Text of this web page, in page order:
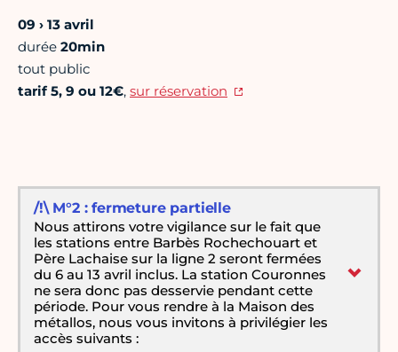
09 › 13 avril
durée 20min
tout public
tarif 5, 9 ou 12€, sur réservation
/!\ M°2 : fermeture partielle
Nous attirons votre vigilance sur le fait que
les stations entre Barbès Rochechouart et
Père Lachaise sur la ligne 2 seront fermées
du 6 au 13 avril inclus. La station Couronnes
ne sera donc pas desservie pendant cette
période. Pour vous rendre à la Maison des
métallos, nous vous invitons à privilégier les
accès suivants :